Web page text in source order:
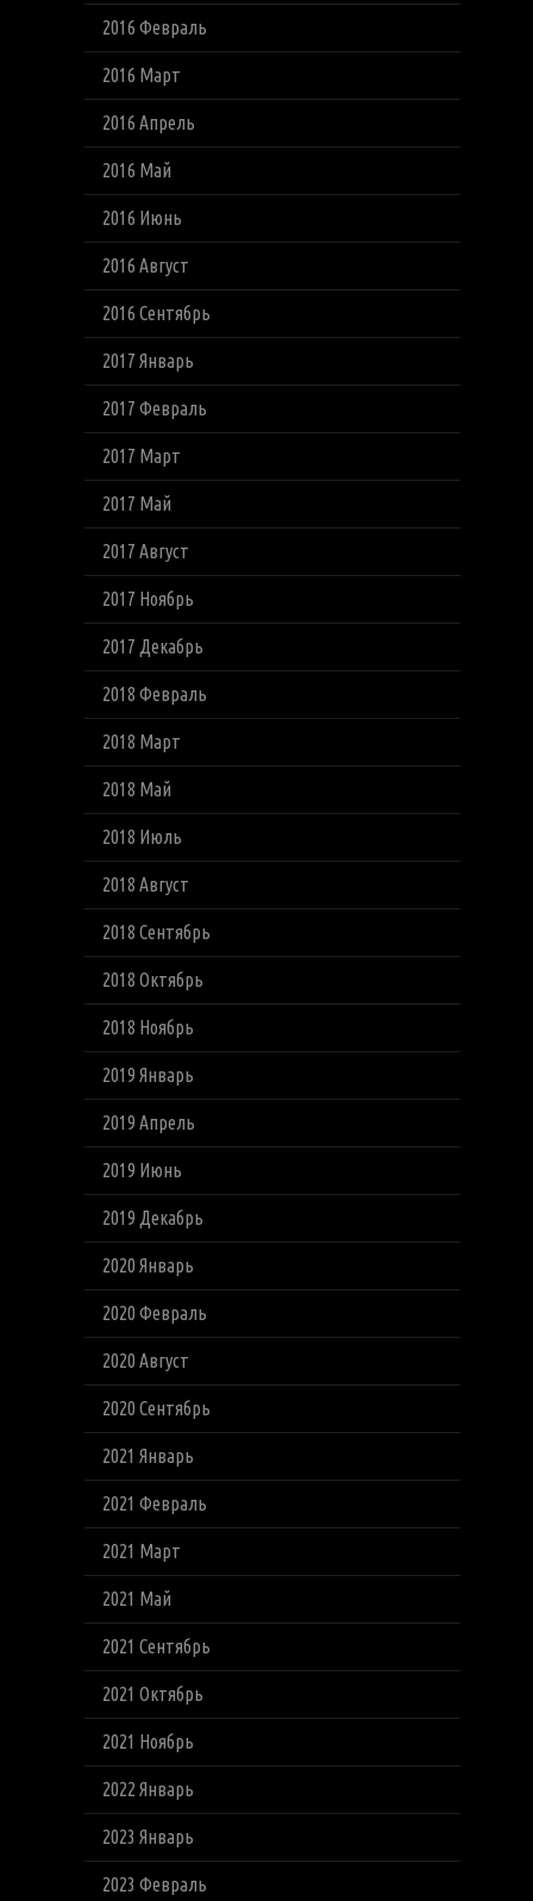
2016 Февраль
2016 Март
2016 Апрель
2016 Май
2016 Июнь
2016 Август
2016 Сентябрь
2017 Январь
2017 Февраль
2017 Март
2017 Май
2017 Август
2017 Ноябрь
2017 Декабрь
2018 Февраль
2018 Март
2018 Май
2018 Июль
2018 Август
2018 Сентябрь
2018 Октябрь
2018 Ноябрь
2019 Январь
2019 Апрель
2019 Июнь
2019 Декабрь
2020 Январь
2020 Февраль
2020 Август
2020 Сентябрь
2021 Январь
2021 Февраль
2021 Март
2021 Май
2021 Сентябрь
2021 Октябрь
2021 Ноябрь
2022 Январь
2023 Январь
2023 Февраль